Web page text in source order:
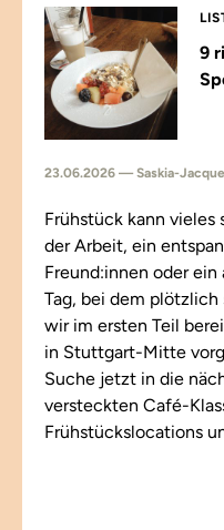
9
23.06.2026 — Saskia-
Frühstück kann vieles
der Arbeit, ein
Freund:innen oder
Tag, bei dem
wir im ersten Teil
in Stuttgart-Mitte
Suche jetzt in die
versteckten Café-
Frühstückslocations